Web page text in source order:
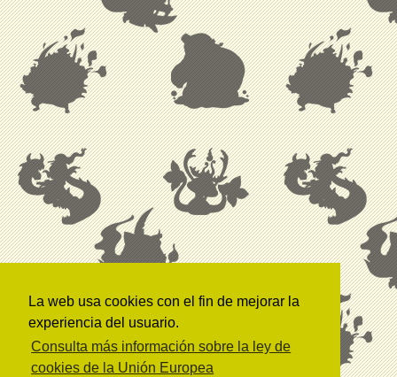
La web usa cookies con el fin de mejorar la
experiencia del usuario.
Consulta más información sobre la ley de
cookies de la Unión Europea